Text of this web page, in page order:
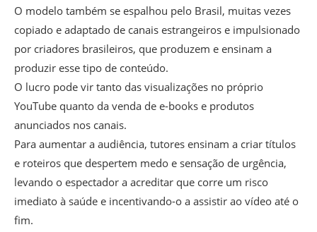
O modelo também se espalhou pelo Brasil, muitas vezes
copiado e adaptado de canais estrangeiros e impulsionado
por criadores brasileiros, que produzem e ensinam a
produzir esse tipo de conteúdo.
O lucro pode vir tanto das visualizações no próprio
YouTube quanto da venda de e-books e produtos
anunciados nos canais.
Para aumentar a audiência, tutores ensinam a criar títulos
e roteiros que despertem medo e sensação de urgência,
levando o espectador a acreditar que corre um risco
imediato à saúde e incentivando-o a assistir ao vídeo até o
fim.